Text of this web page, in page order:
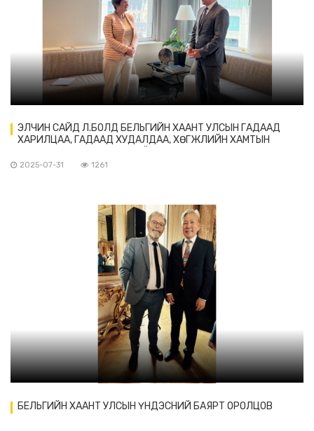
ЭЛЧИН САЙД Л.БОЛД БЕЛЬГИЙН ХААНТ УЛСЫН ГАДААД
ХАРИЛЦАА, ГАДААД ХУДАЛДАА, ХӨГЖЛИЙН ХАМТЫН
ХАРИУЦСАН ЕРӨНХИЙ ЗАХИРАЛ ХАТАГТАЙ БИРЖИТ
2025-07-31 1261
БЕЛЬГИЙН ХААНТ УЛСЫН ҮНДЭСНИЙ БАЯРТ ОРОЛЦОВ